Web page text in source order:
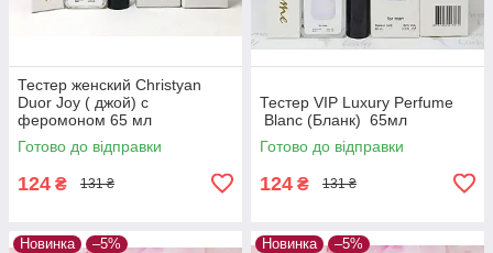
Тестер женский Christyan
Duor Joy ( джой) с
феромоном 65 мл
Готово до відправки
124 ₴ 131 ₴
Тестер VIP Luxury Perfume
Blanc (Бланк) 65мл
Готово до відправки
124 ₴ 131 ₴
Новинка –5% Новинка –5%